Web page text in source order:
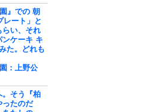
』での 朝
レート」と
らい、それ
ケーキ キ
た。どれも
：上野公
。そう『柏
ったのだ